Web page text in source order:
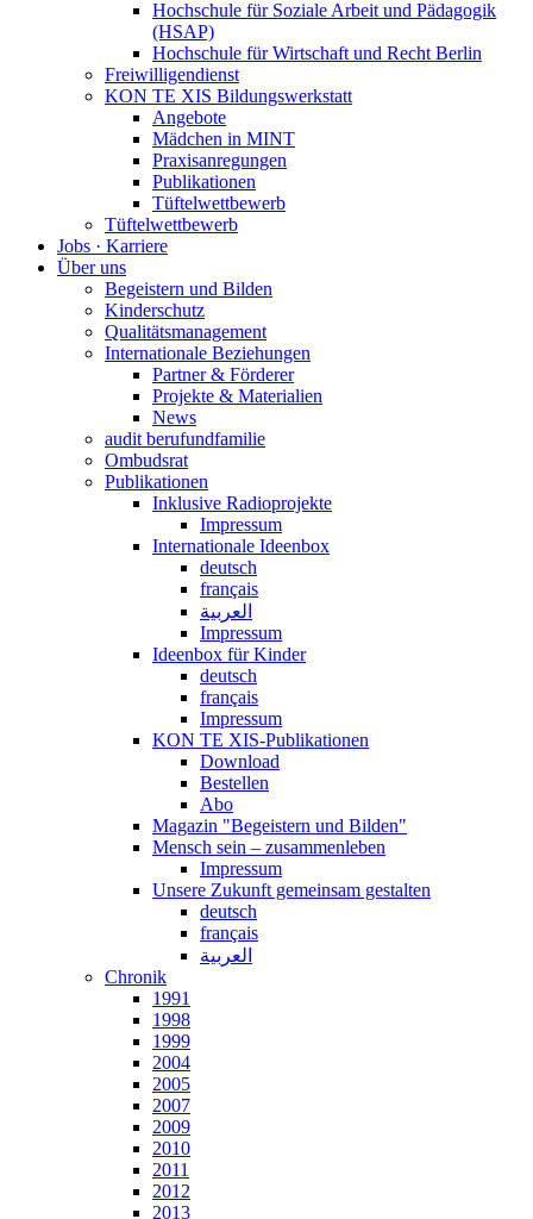
Hochschule für Soziale Arbeit und Pädagogik
(HSAP)
Hochschule für Wirtschaft und Recht Berlin
Freiwilligendienst
KON TE XIS Bildungswerkstatt
Angebote
Mädchen in MINT
Praxisanregungen
Publikationen
Tüftelwettbewerb
Tüftelwettbewerb
Jobs · Karriere
Über uns
Begeistern und Bilden
Kinderschutz
Qualitätsmanagement
Internationale Beziehungen
Partner & Förderer
Projekte & Materialien
News
audit berufundfamilie
Ombudsrat
Publikationen
Inklusive Radioprojekte
Impressum
Internationale Ideenbox
deutsch
français
العربية
Impressum
Ideenbox für Kinder
deutsch
français
Impressum
KON TE XIS-Publikationen
Download
Bestellen
Abo
Magazin "Begeistern und Bilden"
Mensch sein – zusammenleben
Impressum
Unsere Zukunft gemeinsam gestalten
deutsch
français
العربية
Chronik
1991
1998
1999
2004
2005
2007
2009
2010
2011
2012
2013